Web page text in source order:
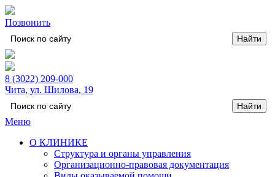
Позвонить
8 (3022) 209-000
Чита, ул. Шилова, 19
Меню
О КЛИНИКЕ
Структура и органы управления
Организационно-правовая документация